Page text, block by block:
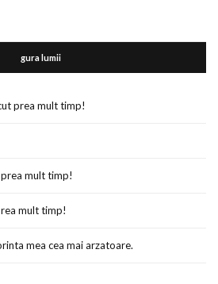
gura lumii
prea mult timp!
mult timp!
mult timp!
mea cea mai arzatoare.